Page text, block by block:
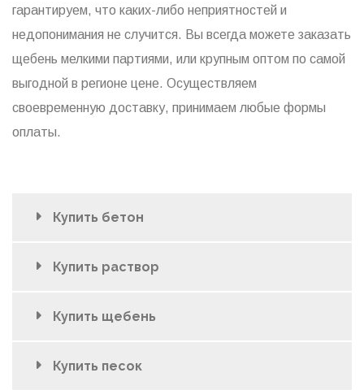
гарантируем, что каких-либо неприятностей и
недопонимания не случится. Вы всегда можете заказать
щебень мелкими партиями, или крупным оптом по самой
выгодной в регионе цене. Осуществляем
своевременную доставку, принимаем любые формы
оплаты.
Купить бетон
Купить раствор
Купить щебень
Купить песок